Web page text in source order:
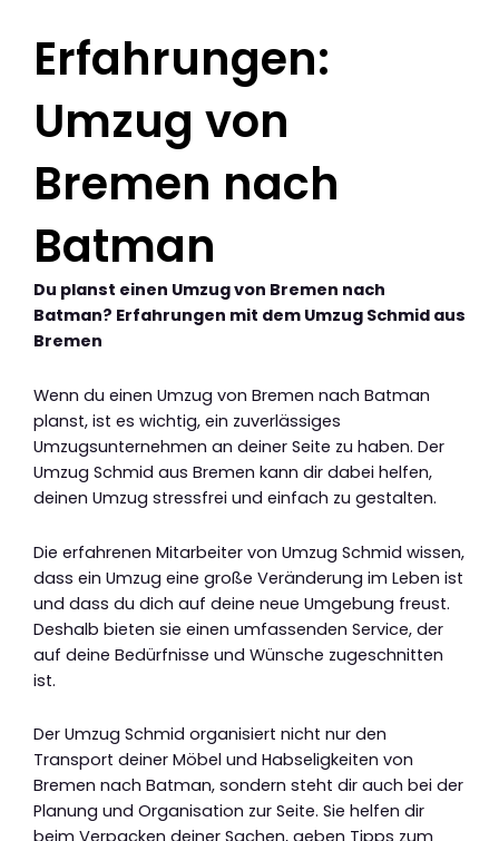
Erfahrungen:
Umzug von
Bremen nach
Batman
Du planst einen Umzug von Bremen nach
Batman? Erfahrungen mit dem Umzug Schmid aus
Bremen
Wenn du einen Umzug von Bremen nach Batman
planst, ist es wichtig, ein zuverlässiges
Umzugsunternehmen an deiner Seite zu haben. Der
Umzug Schmid aus Bremen kann dir dabei helfen,
deinen Umzug stressfrei und einfach zu gestalten.
Die erfahrenen Mitarbeiter von Umzug Schmid wissen,
dass ein Umzug eine große Veränderung im Leben ist
und dass du dich auf deine neue Umgebung freust.
Deshalb bieten sie einen umfassenden Service, der
auf deine Bedürfnisse und Wünsche zugeschnitten
ist.
Der Umzug Schmid organisiert nicht nur den
Transport deiner Möbel und Habseligkeiten von
Bremen nach Batman, sondern steht dir auch bei der
Planung und Organisation zur Seite. Sie helfen dir